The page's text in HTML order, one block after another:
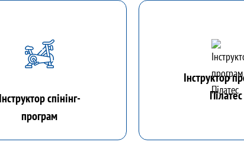
спінінг-
програм
Інструктор
Пілатес